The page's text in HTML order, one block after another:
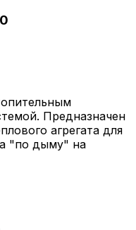
Предназначен
агрегата для
"по дыму" на